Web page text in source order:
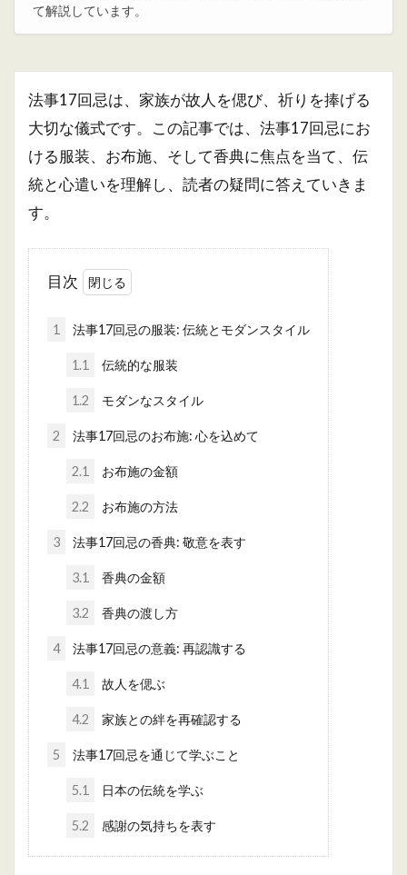
て解説しています。
法事17回忌は、家族が故人を偲び、祈りを捧げる
大切な儀式です。この記事では、法事17回忌にお
ける服装、お布施、そして香典に焦点を当て、伝
統と心遣いを理解し、読者の疑問に答えていきま
す。
目次
1 法事17回忌の服装: 伝統とモダンスタイル
1.1 伝統的な服装
1.2 モダンなスタイル
2 法事17回忌のお布施: 心を込めて
2.1 お布施の金額
2.2 お布施の方法
3 法事17回忌の香典: 敬意を表す
3.1 香典の金額
3.2 香典の渡し方
4 法事17回忌の意義: 再認識する
4.1 故人を偲ぶ
4.2 家族との絆を再確認する
5 法事17回忌を通じて学ぶこと
5.1 日本の伝統を学ぶ
5.2 感謝の気持ちを表す